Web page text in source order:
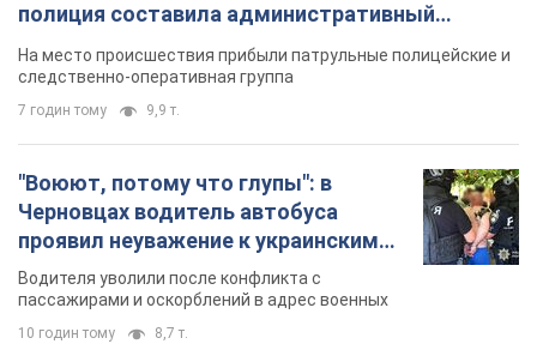
полиция составила административный
протокол. Видео
На место происшествия прибыли патрульные полицейские и
следственно-оперативная группа
7 годин тому 9,9 т.
"Воюют, потому что глупы": в
Черновцах водитель автобуса
проявил неуважение к украинским
военным и поплатился за это.
Видео
Водителя уволили после конфликта с
пассажирами и оскорблений в адрес военных
10 годин тому 8,7 т.